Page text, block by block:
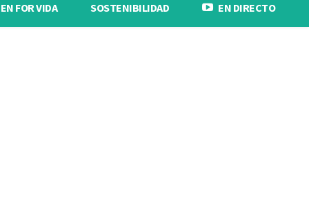
FOR VIDA SOSTENIBILIDAD EN DIRECTO